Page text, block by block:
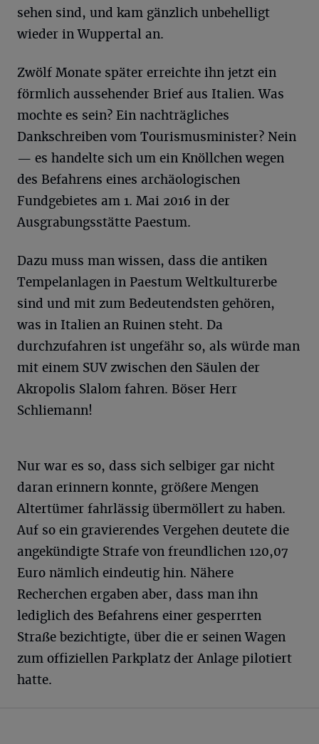
sehen sind, und kam gänzlich unbehelligt
wieder in Wuppertal an.
Zwölf Monate später erreichte ihn jetzt ein
förmlich aussehender Brief aus Italien. Was
mochte es sein? Ein nachträgliches
Dankschreiben vom Tourismusminister? Nein
— es handelte sich um ein Knöllchen wegen
des Befahrens eines archäologischen
Fundgebietes am 1. Mai 2016 in der
Ausgrabungsstätte Paestum.
Dazu muss man wissen, dass die antiken
Tempelanlagen in Paestum Weltkulturerbe
sind und mit zum Bedeutendsten gehören,
was in Italien an Ruinen steht. Da
durchzufahren ist ungefähr so, als würde man
mit einem SUV zwischen den Säulen der
Akropolis Slalom fahren. Böser Herr
Schliemann!
Nur war es so, dass sich selbiger gar nicht
daran erinnern konnte, größere Mengen
Altertümer fahrlässig übermöllert zu haben.
Auf so ein gravierendes Vergehen deutete die
angekündigte Strafe von freundlichen 120,07
Euro nämlich eindeutig hin. Nähere
Recherchen ergaben aber, dass man ihn
lediglich des Befahrens einer gesperrten
Straße bezichtigte, über die er seinen Wagen
zum offiziellen Parkplatz der Anlage pilotiert
hatte.